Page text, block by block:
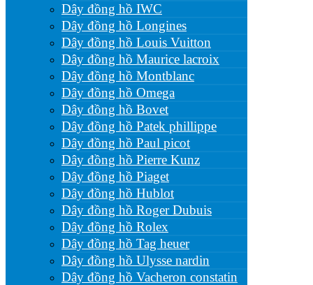
Dây đồng hồ IWC
Dây đồng hồ Longines
Dây đồng hồ Louis Vuitton
Dây đồng hồ Maurice lacroix
Dây đồng hồ Montblanc
Dây đồng hồ Omega
Dây đồng hồ Bovet
Dây đồng hồ Patek phillippe
Dây đồng hồ Paul picot
Dây đồng hồ Pierre Kunz
Dây đồng hồ Piaget
Dây đồng hồ Hublot
Dây đồng hồ Roger Dubuis
Dây đồng hồ Rolex
Dây đồng hồ Tag heuer
Dây đồng hồ Ulysse nardin
Dây đồng hồ Vacheron constatin